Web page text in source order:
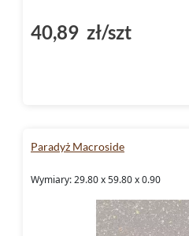
40,89 zł/szt
Paradyż Macroside
Wymiary: 29.80 x 59.80 x 0.90